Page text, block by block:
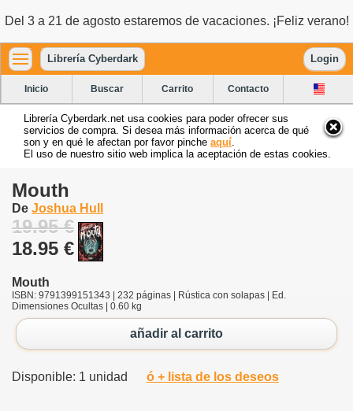
Del 3 a 21 de agosto estaremos de vacaciones. ¡Feliz verano!
Librería Cyberdark Login
Inicio Buscar Carrito Contacto
Librería Cyberdark.net usa cookies para poder ofrecer sus
servicios de compra. Si desea más información acerca de qué
son y en qué le afectan por favor pinche aquí
El uso de nuestro sitio web implica la aceptación de estas cookies.
Mouth
De Joshua Hull
19.95 €
18.95 €
Mouth
ISBN: 9791399151343 | 232 páginas | Rústica con solapas | Ed.
Dimensiones Ocultas | 0.60 kg
añadir al carrito
Disponible: 1 unidad ó + lista de los deseos